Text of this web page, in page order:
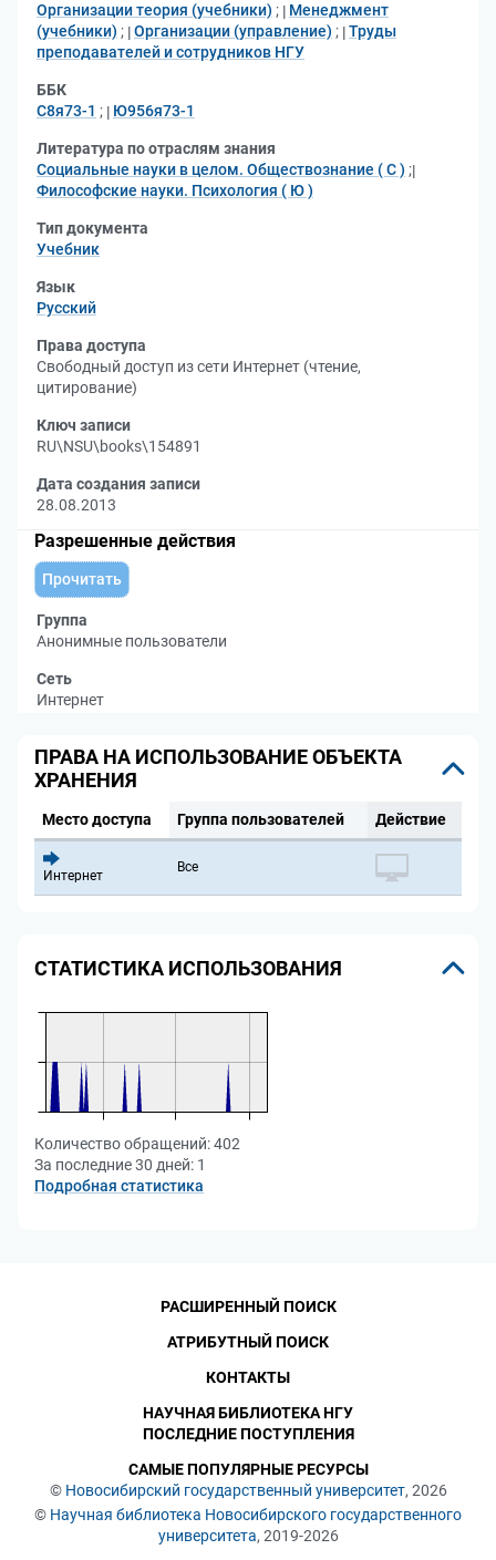
Организации теория (учебники) ;
Менеджмент
(учебники) ; Организации (управление) ; Труды
преподавателей и сотрудников НГУ
ББК
С8я73-1 ; Ю956я73-1
Литература по отраслям знания
Социальные науки в целом. Обществознание ( С ) ;
Философские науки. Психология ( Ю )
Тип документа
Учебник
Язык
Русский
Права доступа
Свободный доступ из сети Интернет (чтение,
цитирование)
Ключ записи
RU\NSU\books\154891
Дата создания записи
28.08.2013
Разрешенные действия
Прочитать
Группа
Анонимные пользователи
Сеть
Интернет
ПРАВА НА ИСПОЛЬЗОВАНИЕ ОБЪЕКТА
ХРАНЕНИЯ
Место доступа Группа пользователей Действие
Интернет
Все
СТАТИСТИКА ИСПОЛЬЗОВАНИЯ
Количество обращений:402
За последние 30 дней: 1
Подробная статистика
© Новосибирский государственный университет, 2026
© Научная библиотека Новосибирского государственного
университета, 2019-2026
РАСШИРЕННЫЙ ПОИСК
АТРИБУТНЫЙ ПОИСК
КОНТАКТЫ
НАУЧНАЯ БИБЛИОТЕКА НГУ
ПОСЛЕДНИЕ ПОСТУПЛЕНИЯ
САМЫЕ ПОПУЛЯРНЫЕ РЕСУРСЫ